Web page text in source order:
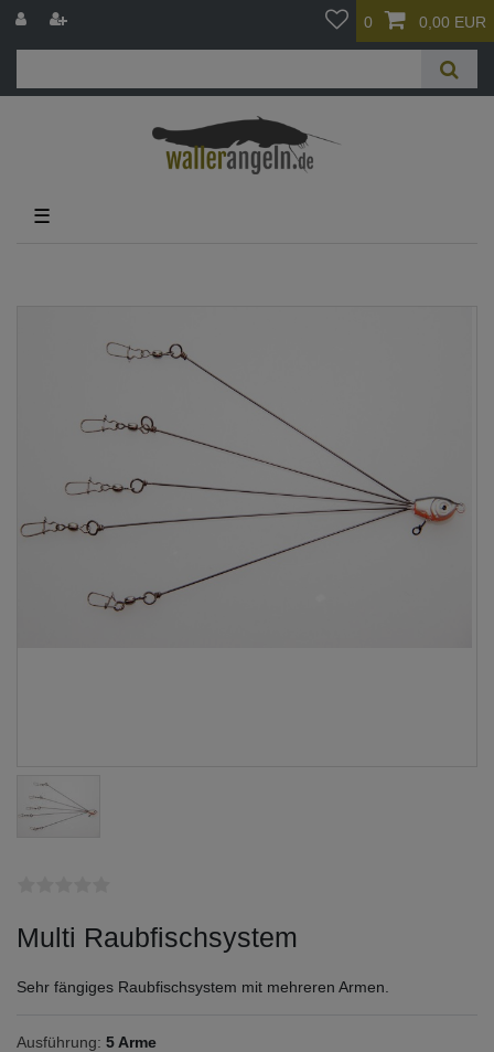
0 0,00 EUR
☰
Multi Raubfischsystem
Sehr fängiges Raubfischsystem mit mehreren Armen.
Ausführung: 5 Arme